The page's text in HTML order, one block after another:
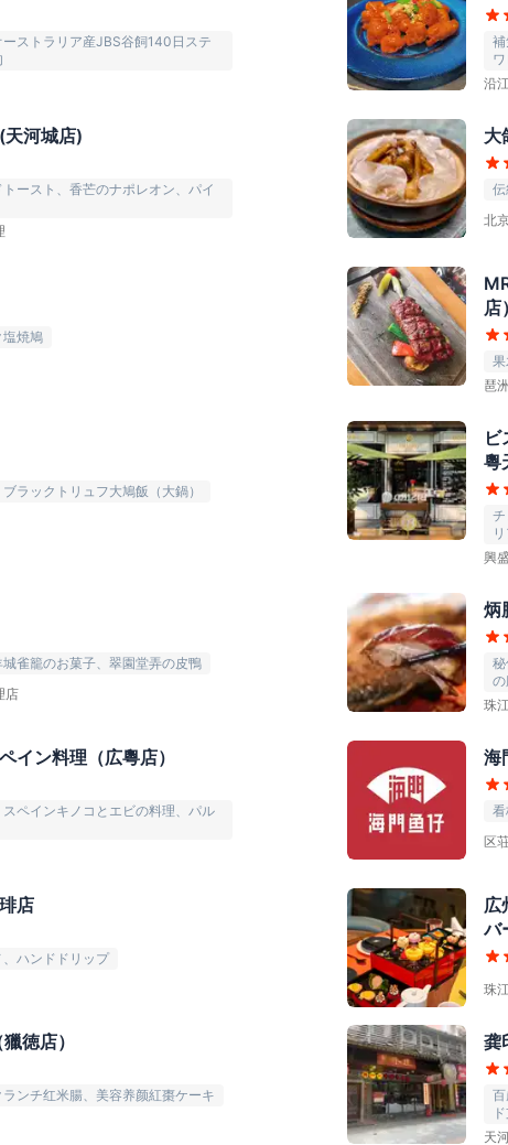
ストラリア産JBS谷飼140日ステ
沿
河城店)
ースト、香芒のナポレオン、パイ
大
北
塩焼鳩
店）
琶洲
ラックトリュフ大鳩飯（大鍋）
粵
興
雀籠のお菓子、翠園堂弄の皮鴨
店
炳
珠
イン料理（広粵店）
ペインキノコとエビの料理、パル
海
区
店
ハンドドリップ
広
バ
珠
徳店）
ンチ红米腸、美容养颜紅棗ケーキ
龚
天